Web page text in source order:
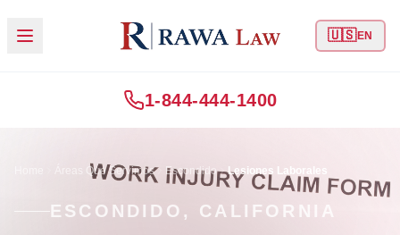
🇺🇸EN
1-844-444-1400
Áreas Que Servimos Escondido Lesiones Laborales
ESCONDIDO, CALIFORNIA